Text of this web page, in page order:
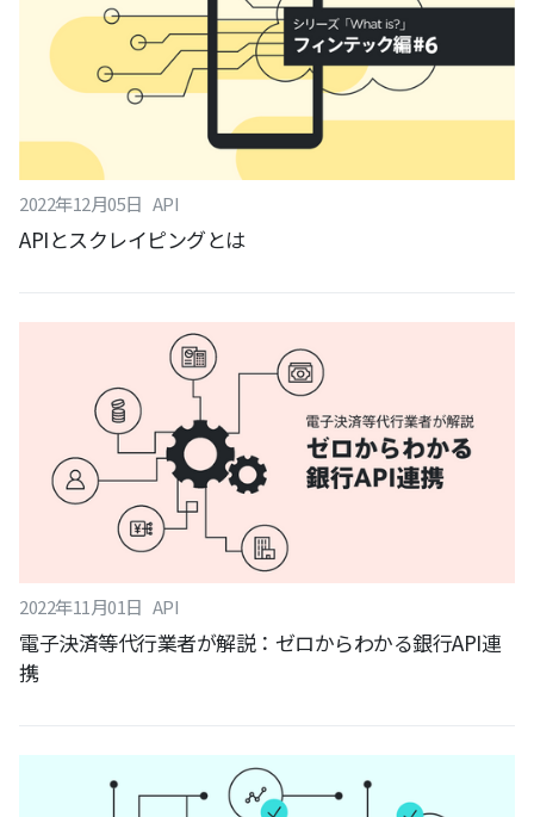
2022年12月05日 API
APIとスクレイピングとは
2022年11 月01日 API
電子決済等代行業者が解説：ゼロからわかる銀行API連
携